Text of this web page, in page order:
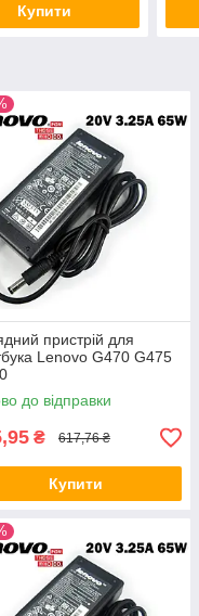
Купити
пристрій для
Lenovo G470 G475
до відправки
₴ 617,76 ₴
Купити